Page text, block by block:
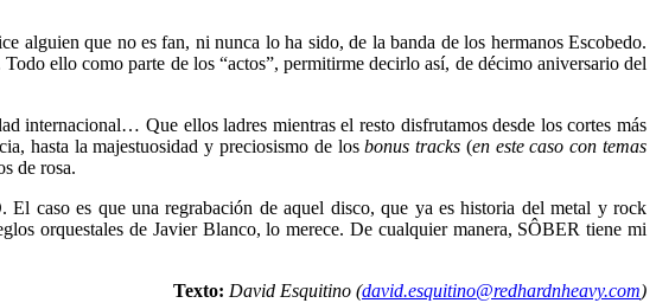
alguien que no es fan, ni nunca lo ha sido, de la banda de los hermanos Escobedo.
ello como parte de los “actos”, permitirme decirlo así, de décimo aniversario del
internacional… Que ellos ladres mientras el resto disfrutamos desde los cortes más
hasta la majestuosidad y preciosismo de losbonus tracks (en este caso con temas
de rosa.
caso es que una regrabación de aquel disco, que ya es historia del metal y rock
orquestales de Javier Blanco, lo merece. De cualquier manera, SÔBER tiene mi
Texto: David Esquitino (david.esquitino@redhardnheavy.com)